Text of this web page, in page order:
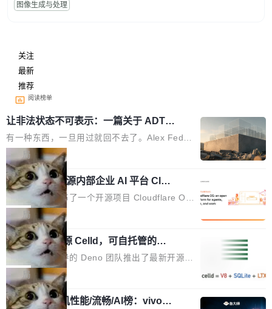
图像生成与处理
关注
最新
推荐
阅读榜单
让非法状态不可表示：一篇关于 ADT
的帖子在 Reddit 火了
有一种东西，一旦用过就回不去了。Alex Fedos
eev 管它叫"软件设计的基石"。 他说的东西不新
鲜——代数数据类型（ADT），尤其是和类型
（sum type）。但他说清楚了一件事：这不是类
型系统的学术体操，是日常编码的思维方式。 文
章从一个简单的例子切入。一个网站的深色主题
设置，如果用布尔值 + 可空字段来表示——bool
ean 表示是否可切换，nullable 的默认模式、浅
色方案、深色方案——会产生大量无意义的组
合。方案缺了、配置冲突了、全 null 了。要知道
哪些组合有效，作者说，你得靠"文档、校验、或
者部落知识"。 换个写法。Rust 的 enum，两个
局
Cloudflare 开源内部企业 AI 平台 Clou
dflare OS
Cloudflare 发布了一个开源项目 Cloudflare O
S。如果你只看官方博客，你会觉得这是又一
个"AI 知识库 + 聊天机器人"——每个大厂都在
做，没什么新鲜的。 但 Kenton Varda 在 Twitte
r 上把事情说清楚了： 今天我们发布了 Cloudfla
re OS，一个带连接器的聊天机器人，跟其他所
有科技公司做的一样。只不过，实际上它不一
样。这是 Sandstorm.io 的重制版，我十年前的
局
Deno 团队开源 Celld，可自托管的分
布式 Durable Objects
Ryan Dahl 领导的 Deno 团队推出了最新开源项
目 Celld，一个能在自己机器上运行 Cloudflare
Workers 和 Durable Objects 的守护进程。 设
计思路很直接：每个对象是一个独立的 SQLite
局
鲁大师7月新机性能/流畅/AI榜：vivo夺